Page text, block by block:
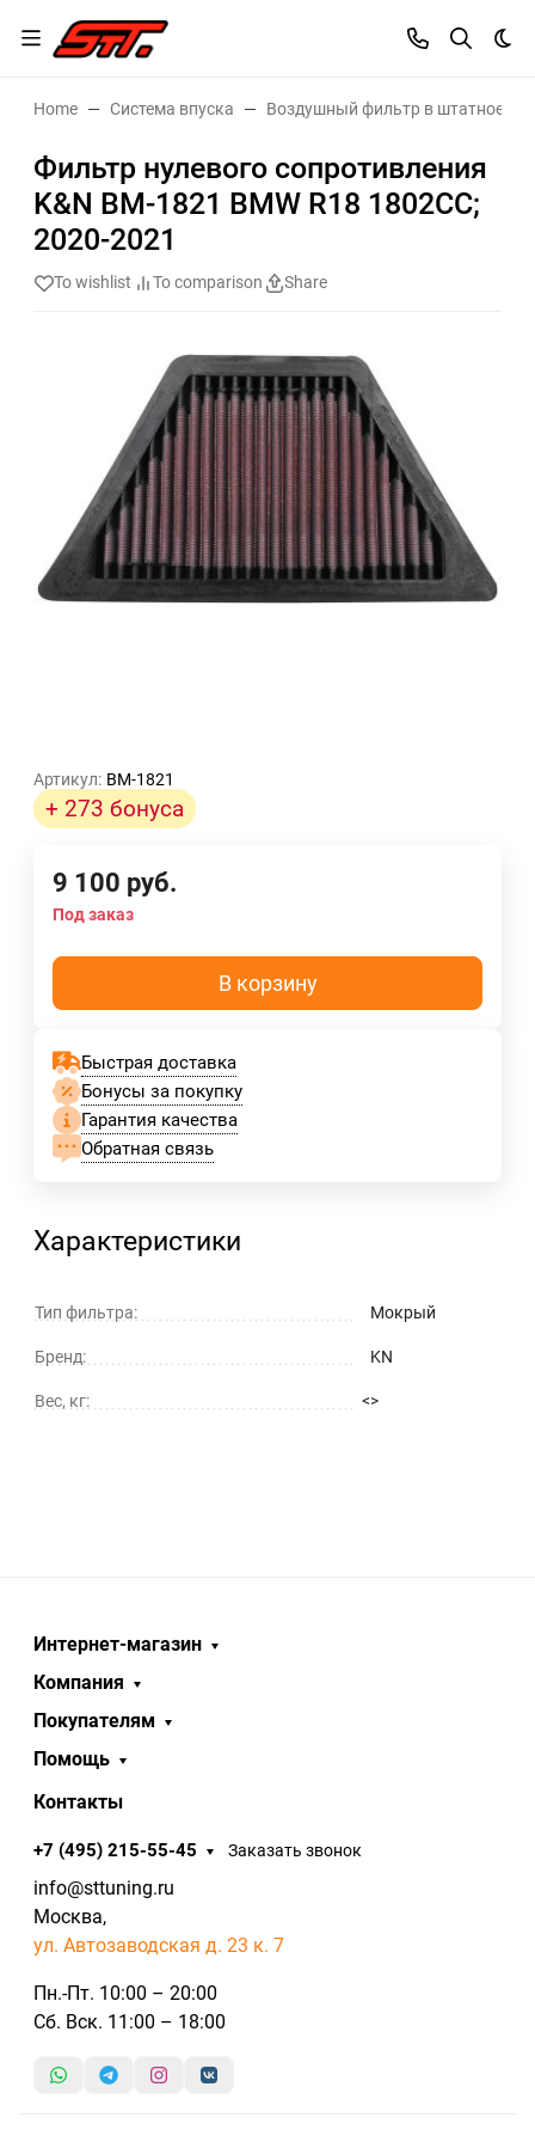
Home Система впуска Воздушный фильтр в штатное
Фильтр нулевого сопротивления
K&N BM-1821 BMW R18 1802CC;
2020-2021
To wishlist To comparison Share
Артикул: BM-1821
+ 273 бонуса
9 100 руб.
Под заказ
В корзину
Быстрая доставка
Бонусы за покупку
Гарантия качества
Обратная связь
Характеристики
Тип фильтра: Мокрый
Бренд: KN
Вес, кг: <>
Интернет-магазин
Компания
Покупателям
Помощь
Контакты
+7 (495) 215-55-45 Заказать звонок
info@sttuning.ru
Москва,
ул. Автозаводская д. 23 к. 7
Пн.-Пт. 10:00 – 20:00
Сб. Вск. 11:00 – 18:00